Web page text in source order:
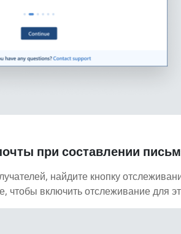
при составлении
найдите кнопку
включить отслеживание для